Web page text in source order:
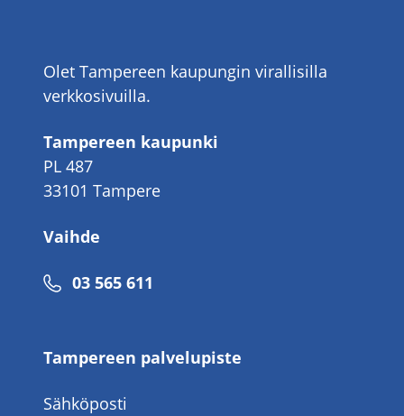
Olet Tampereen kaupungin virallisilla
verkkosivuilla.
Tampereen kaupunki
PL 487
33101 Tampere
Vaihde
Puhelinnumero
03 565 611
Tampereen palvelupiste
Sähköposti